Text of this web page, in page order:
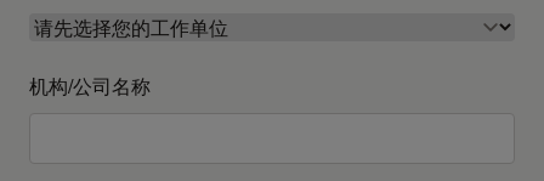
机构/公司名称